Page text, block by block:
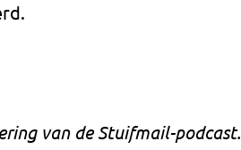
van de Stuifmail-podcast.